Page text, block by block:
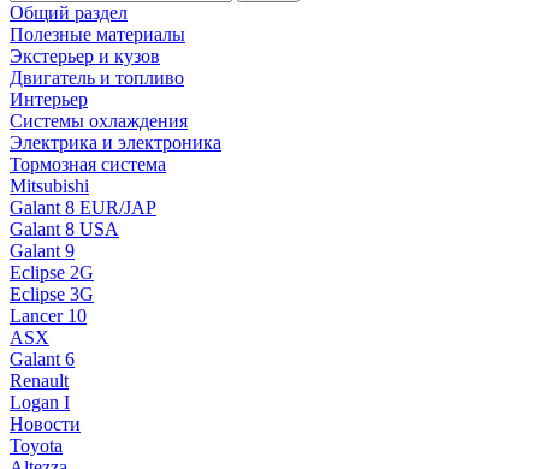
Общий раздел
Полезные материалы
Экстерьер и кузов
Двигатель и топливо
Интерьер
Системы охлаждения
Электрика и электроника
Тормозная система
Mitsubishi
Galant 8 EUR/JAP
Galant 8 USA
Galant 9
Eclipse 2G
Eclipse 3G
Lancer 10
ASX
Galant 6
Renault
Logan I
Новости
Toyota